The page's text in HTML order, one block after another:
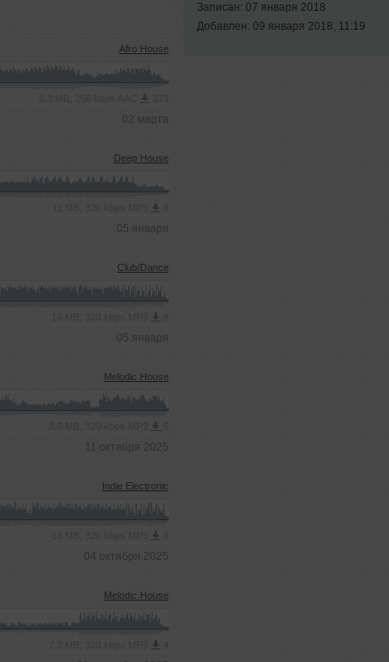
Afro House
02 марта
Deep House
05 января
Club/Dance
05 января
Melodic House
11 октября 2025
Indie Electronic
04 октября 2025
Melodic House
Записан: 07 января 2018
Добавлен: 09 января 2018, 11:19